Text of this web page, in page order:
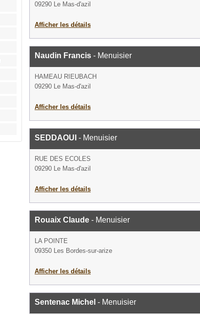
09290 Le Mas-d'azil
Afficher les détails
Naudin Francis - Menuisier
HAMEAU RIEUBACH
09290 Le Mas-d'azil
Afficher les détails
SEDDAOUI - Menuisier
RUE DES ECOLES
09290 Le Mas-d'azil
Afficher les détails
Rouaix Claude - Menuisier
LA POINTE
09350 Les Bordes-sur-arize
Afficher les détails
Sentenac Michel - Menuisier